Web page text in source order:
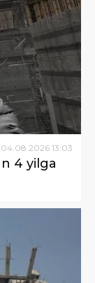
04 08 2026 13:03
4 yilga